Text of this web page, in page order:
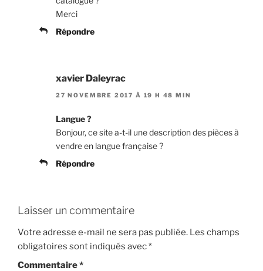
Merci
Répondre
xavier Daleyrac
27 NOVEMBRE 2017 À 19 H 48 MIN
Langue ?
Bonjour, ce site a-t-il une description des pièces à
vendre en langue française ?
Répondre
Laisser un commentaire
Votre adresse e-mail ne sera pas publiée. Les champs
obligatoires sont indiqués avec*
Commentaire*